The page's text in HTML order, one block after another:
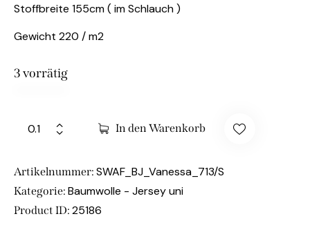
Stoffbreite 155cm ( im Schlauch )
Gewicht 220 / m2
3 vorrätig
In den Warenkorb
Artikelnummer: SWAF_BJ_Vanessa_713/S
Kategorie: Baumwolle - Jersey uni
Product ID: 25186